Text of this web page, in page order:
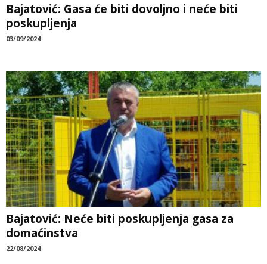
Bajatović: Gasa će biti dovoljno i neće biti
poskupljenja
03/09/2024
Bajatović: Neće biti poskupljenja gasa za
domaćinstva
22/08/2024